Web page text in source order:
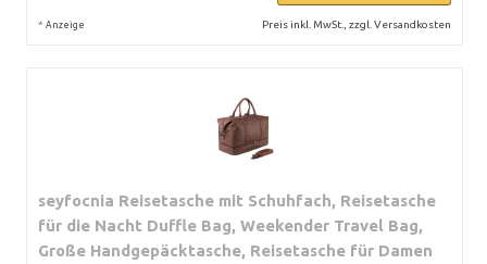
* Anzeige Preis inkl. MwSt., zzgl. Versandkosten
seyfocnia Reisetasche mit Schuhfach, Reisetasche
für die Nacht Duffle Bag, Weekender Travel Bag,
Große Handgepäcktasche, Reisetasche für Damen